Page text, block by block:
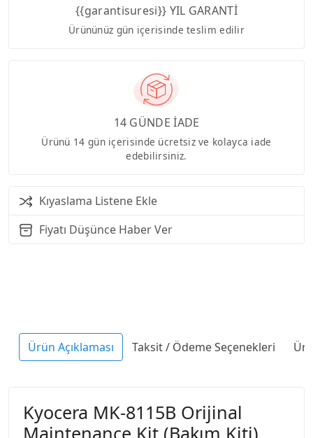
{{garantisuresi}} YIL GARANTİ
Ürününüz gün içerisinde teslim edilir
14 GÜNDE İADE
Ürünü 14 gün içerisinde ücretsiz ve kolayca iade
edebilirsiniz.
Kıyaslama Listene Ekle
Fiyatı Düşünce Haber Ver
Ürün Açıklaması Taksit / Ödeme Seçenekleri
Kyocera MK-8115B Orijinal
Maintenance Kit (Bakım Kiti)